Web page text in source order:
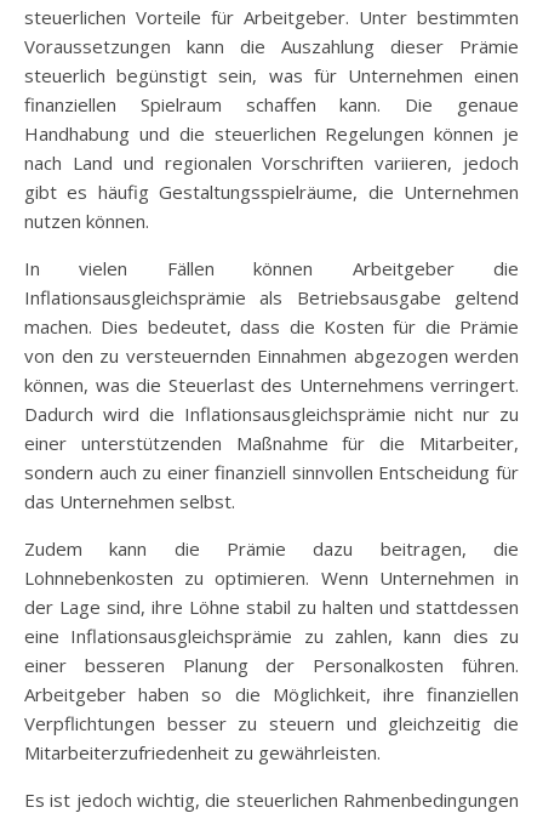
steuerlichen Vorteile für Arbeitgeber. Unter bestimmten
Voraussetzungen kann die Auszahlung dieser Prämie
steuerlich begünstigt sein, was für Unternehmen einen
finanziellen Spielraum schaffen kann. Die genaue
Handhabung und die steuerlichen Regelungen können je
nach Land und regionalen Vorschriften variieren, jedoch
gibt es häufig Gestaltungsspielräume, die Unternehmen
nutzen können.
In vielen Fällen können Arbeitgeber die
Inflationsausgleichsprämie als Betriebsausgabe geltend
machen. Dies bedeutet, dass die Kosten für die Prämie
von den zu versteuernden Einnahmen abgezogen werden
können, was die Steuerlast des Unternehmens verringert.
Dadurch wird die Inflationsausgleichsprämie nicht nur zu
einer unterstützenden Maßnahme für die Mitarbeiter,
sondern auch zu einer finanziell sinnvollen Entscheidung für
das Unternehmen selbst.
Zudem kann die Prämie dazu beitragen, die
Lohnnebenkosten zu optimieren. Wenn Unternehmen in
der Lage sind, ihre Löhne stabil zu halten und stattdessen
eine Inflationsausgleichsprämie zu zahlen, kann dies zu
einer besseren Planung der Personalkosten führen.
Arbeitgeber haben so die Möglichkeit, ihre finanziellen
Verpflichtungen besser zu steuern und gleichzeitig die
Mitarbeiterzufriedenheit zu gewährleisten.
Es ist jedoch wichtig, die steuerlichen Rahmenbedingungen